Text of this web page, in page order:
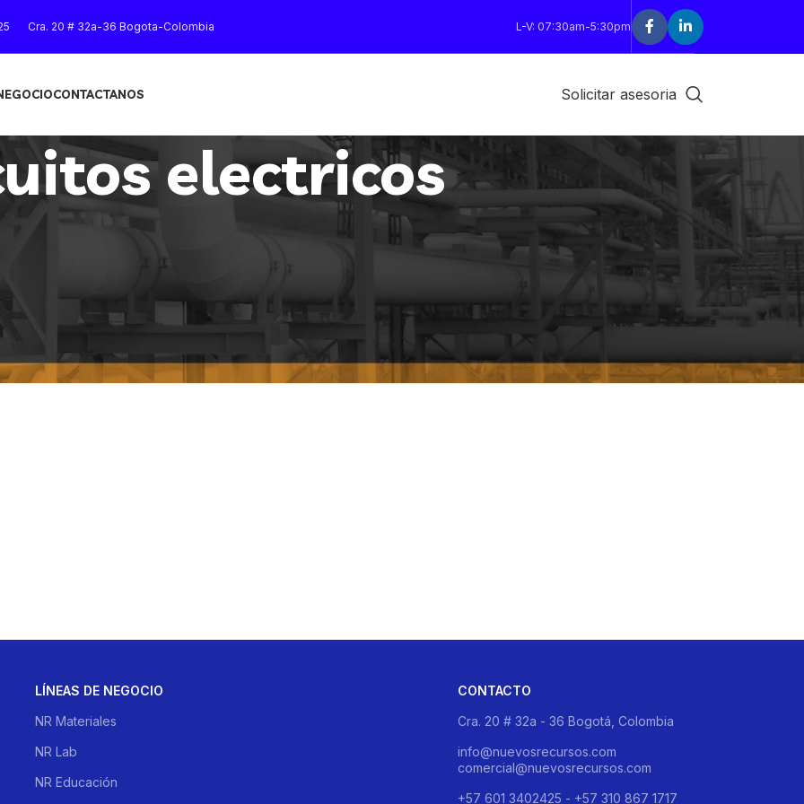
Cra. 20 # 32a-36 Bogota-Colombia L-V: 07:30am-5:30pm
CONTACTANOS Solicitar asesoria
electricos
18
LÍNEAS DE NEGOCIO
NR Materiales
NR Lab
NR Educación
CONTACTO
Cra. 20 # 32a - 36 Bogotá, Colombia
info@nuevosrecursos.com
comercial@nuevosrecursos.com
+57 601 3402425 - +57 310 867 1717